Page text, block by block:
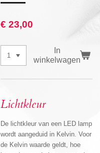
€ 23,00
In
winkelwagen
Lichtkleur
De lichtkleur van een LED lamp
wordt aangeduid in Kelvin. Voor
de Kelvin waarde geldt, hoe